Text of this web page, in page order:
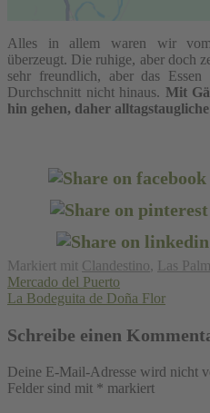
Alles in allem waren wir
überzeugt. Die ruhige, aber doch
sehr freundlich, aber das
Durchschnitt nicht hinaus. Mit
hin gehen, daher
Markiert mit Clandestino, Las
Beitragsnavigation
Mercado del Puerto
La Bodeguita de Doña Flor
Schreibe einen
Deine E-Mail-Adresse wird nicht
Felder sind mit * markiert